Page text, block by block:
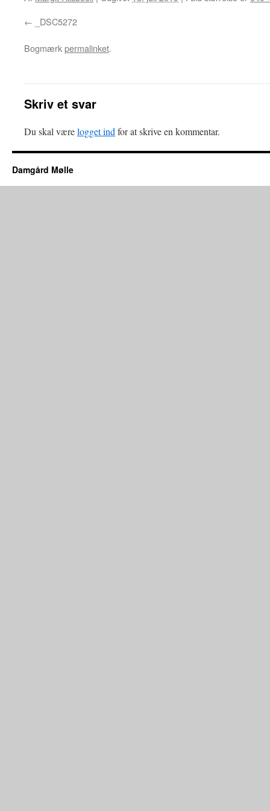
_DSC5272
Bogmærkpermalinket.
Skriv et svar
Du skal værelogget ind for at skrive en kommentar.
Damgård Mølle